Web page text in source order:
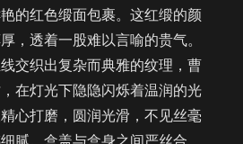
的红色缎面包裹。这红缎的颜
，透着一股难以言喻的贵气。
交织出复杂而典雅的纹理，曹
在灯光下隐隐闪烁着温润的光
心打磨，圆润光滑，不见丝毫